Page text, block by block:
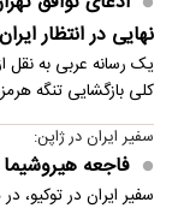
نهایی در انتظار ایران
یک رسانه عربی به نقل
کلی بازگشایی تنگه
سفیر ایران در ژاپن:
فاجعه